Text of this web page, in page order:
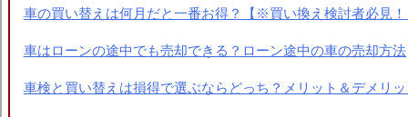
車の買い替えは何月だと一番お得？【※買い換え検討者必見
車はローンの途中でも売却できる？ローン途中の車の売却方法
車検と買い替えは損得で選ぶならどっち？メリット＆デメリ